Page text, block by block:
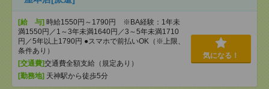
[給 与] 時給1550円～1790円 ※BA経験：1年未
満1550円／1～3年未満1640円／3～5年未満1710
円／5年以上1790円 ●スマホで前払いOK（※上限、
条件あり）
[交通費]交通費全額支給（規定あり）
[勤務地] 天神駅から徒歩5分
気になる！